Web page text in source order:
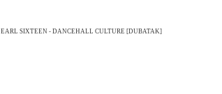
EARL SIXTEEN - DANCEHALL CULTURE [DUBATAK]